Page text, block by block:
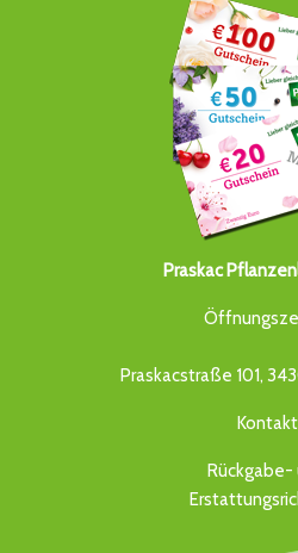
Praskac
Praskacstraße 101,
Kontakt
Rückgabe-